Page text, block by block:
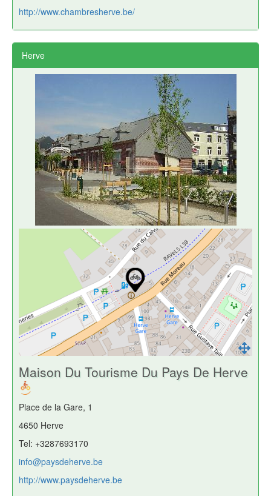
http://www.chambresherve.be/
Herve
Maison Du Tourisme Du Pays De Herve
Place de la Gare, 1
4650 Herve
Tel: +3287693170
info@paysdeherve.be
http://www.paysdeherve.be